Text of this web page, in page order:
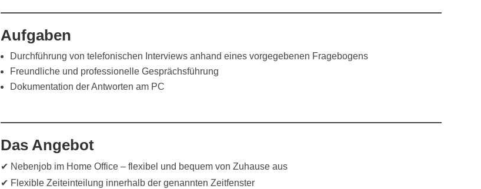
Aufgaben
Durchführung von telefonischen Interviews anhand eines vorgegebenen Fragebogens
Freundliche und professionelle Gesprächsführung
Dokumentation der Antworten am PC
Das Angebot
✔ Nebenjob im Home Office – flexibel und bequem von Zuhause aus
✔ Flexible Zeiteinteilung innerhalb der genannten Zeitfenster